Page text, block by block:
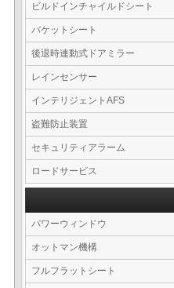
ビルドインチャイルドシート
バケットシート
後退時連動式ドアミラー
レインセンサー
インテリジェントAFS
盗難防止装置
セキュリティアラーム
ロードサービス
パワーウィンドウ
オットマン機構
フルフラットシート